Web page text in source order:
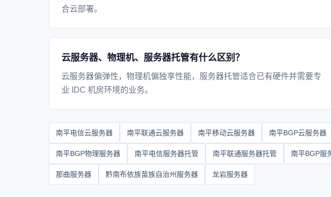
合云部署。
云服务器、物理机、服务器托管有什么区别？
云服务器偏弹性，物理机偏独享性能，服务器托管适合已有硬件并需要专
业 IDC 机房环境的业务。
南平电信云服务器 南平联通云服务器 南平移动云服务器 南平BGP云服务器
南平BGP物理服务器 南平电信服务器托管 南平联通服务器托管 南平BGP服
那曲服务器 黔南布依族苗族自治州服务器 龙岩服务器